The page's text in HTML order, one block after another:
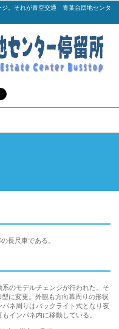
。それが青空交通 青葉台団地センタ
長尺車である。
のモデルチェンジが行われた。そ
に変更。外観も方向幕周りの形状
ネ周りはバックライト式となり夜
インパネ内に移動している。